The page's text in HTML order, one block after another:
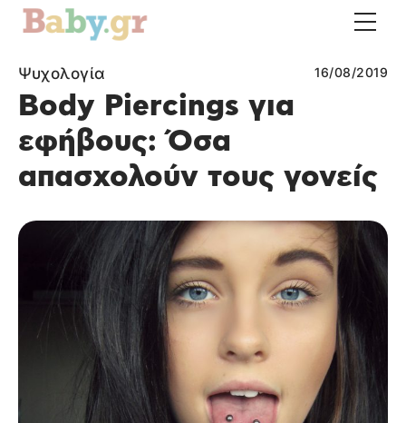
Ψυχολογία 16/08/2019
Body Piercings για
εφήβους: Όσα
απασχολούν τους γονείς